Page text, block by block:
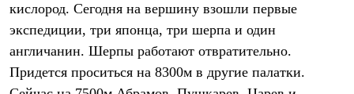
Женская одежда
Утепленная пухом
Куртки
Жилеты
Утепленная синтетикой
кислород. Сегодня на вершину взошли первые
экспедиции, три японца, три шерпа и один
англичанин. Шерпы работают отвратительно.
Придется проситься на 8300м в другие палатки.